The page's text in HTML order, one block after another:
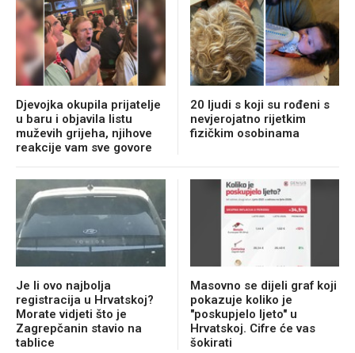
Djevojka okupila prijatelje
u baru i objavila listu
muževih grijeha, njihove
reakcije vam sve govore
20 ljudi s koji su rođeni s
nevjerojatno rijetkim
fizičkim osobinama
Je li ovo najbolja
registracija u Hrvatskoj?
Morate vidjeti što je
Zagrepčanin stavio na
tablice
Masovno se dijeli graf koji
pokazuje koliko je
"poskupjelo ljeto" u
Hrvatskoj. Cifre će vas
šokirati